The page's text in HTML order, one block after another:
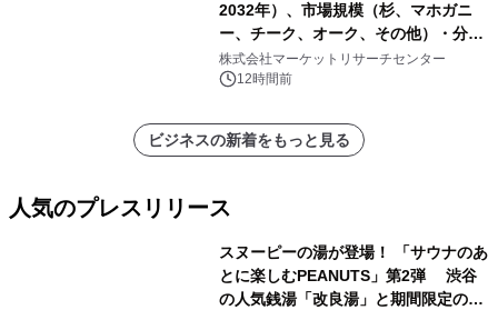
2032年）、市場規模（杉、マホガニ
ー、チーク、オーク、その他）・分析
レポートを発表
株式会社マーケットリサーチセンター
12時間前
ビジネスの新着をもっと見る
人気のプレスリリース
スヌーピーの湯が登場！ 「サウナのあ
とに楽しむPEANUTS」第2弾 渋谷
の人気銭湯「改良湯」と期間限定のコ